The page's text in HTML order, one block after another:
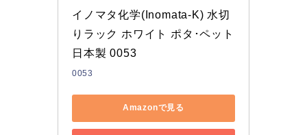
イノマタ化学(Inomata-K) 水切
りラック ホワイト ポタ･ペット
日本製 0053
0053
Amazonで見る